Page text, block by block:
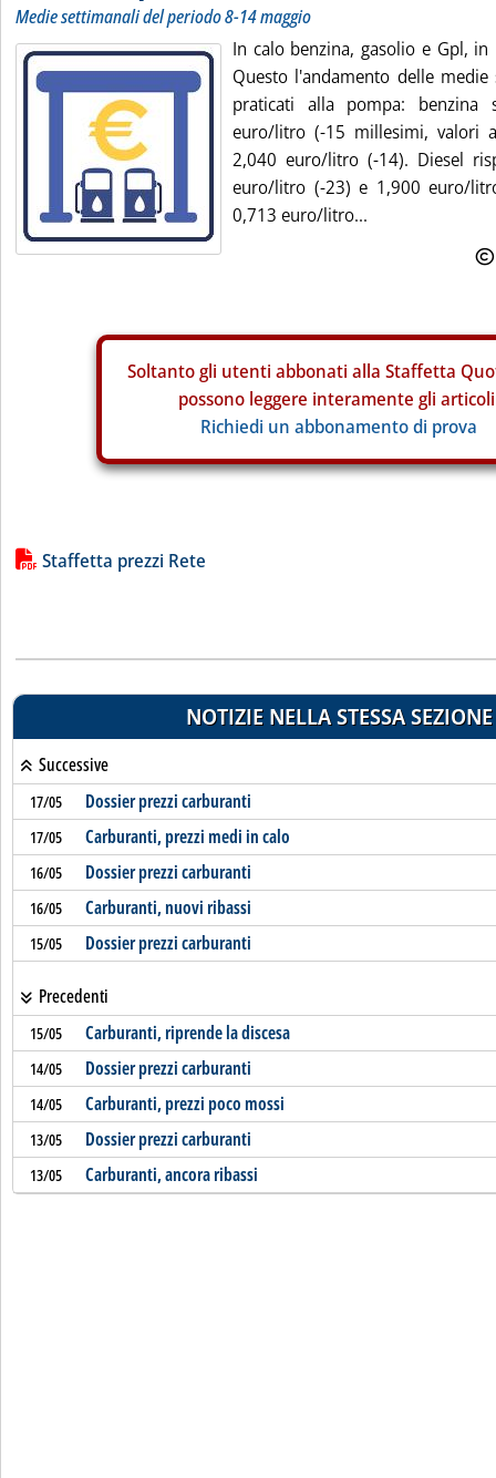
Medie settimanali del periodo 8-14 maggio
In calo benzina, gasolio e Gpl,
Questo l'andamento delle
praticati alla pompa: benzina
euro/litro (-15 millesimi, valori
2,040 euro/litro (-14). Diesel
euro/litro (-23) e 1,900 euro/
0,713 euro/litro...
Soltanto gli utenti abbonati alla Staffetta
possono leggere interamente gli
Richiedi un abbonamento di prova
Lista allegati PDF alla notizia
Staffetta prezzi Rete
NOTIZIE NELLA STESSA SEZIONE
Successive
17/05 Dossier prezzi carburanti
17/05 Carburanti, prezzi medi in calo
16/05 Dossier prezzi carburanti
16/05 Carburanti, nuovi ribassi
15/05 Dossier prezzi carburanti
Precedenti
15/05 Carburanti, riprende la discesa
14/05 Dossier prezzi carburanti
14/05 Carburanti, prezzi poco mossi
13/05 Dossier prezzi carburanti
13/05 Carburanti, ancora ribassi